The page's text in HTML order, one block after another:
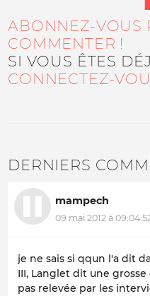
ABONNEZ-VOUS
COMMENTER !
SI VOUS ÊTES
CONNECTEZ-
DERNIERS
mampech
09 mai 2012 à
je ne sais si qqun l'a dit
III, Langlet dit une
pas relevée par les